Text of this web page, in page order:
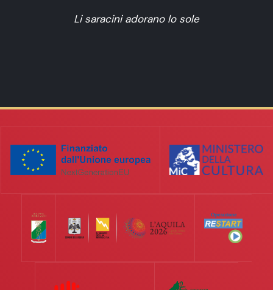
Li saracini adorano lo sole